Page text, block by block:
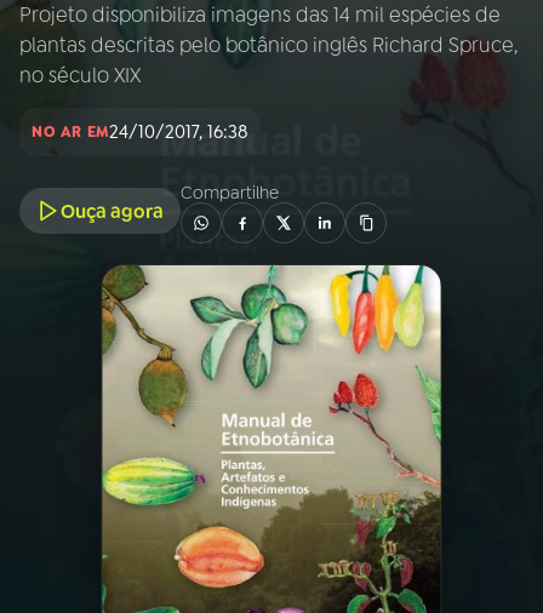
AO VIVO
PROGRAMAS
PODCASTS
VIDEOCASTS
Projeto disponibiliza imagens das 14 mil espécies de
plantas descritas pelo botânico inglês Richard Spruce,
no século XIX
NO AR EM24/10/2017, 16:38
Ouça agora
Compartilhe